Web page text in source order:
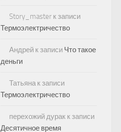
Story_master к записи
Термоэлектричество
Андрей к записи Что такое
деньги
Татьяна к записи
Термоэлектричество
перехожий дурак к записи
Десятичное время